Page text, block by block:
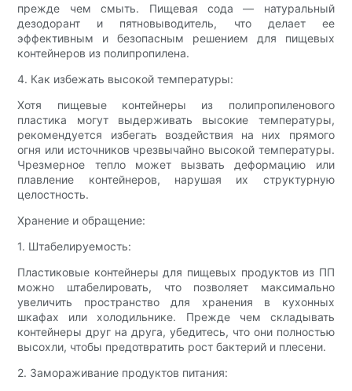
прежде чем смыть. Пищевая сода — натуральный
дезодорант и пятновыводитель, что делает ее
эффективным и безопасным решением для пищевых
контейнеров из полипропилена.
4. Как избежать высокой температуры:
Хотя пищевые контейнеры из полипропиленового
пластика могут выдерживать высокие температуры,
рекомендуется избегать воздействия на них прямого
огня или источников чрезвычайно высокой температуры.
Чрезмерное тепло может вызвать деформацию или
плавление контейнеров, нарушая их структурную
целостность.
Хранение и обращение:
1. Штабелируемость:
Пластиковые контейнеры для пищевых продуктов из ПП
можно штабелировать, что позволяет максимально
увеличить пространство для хранения в кухонных
шкафах или холодильнике. Прежде чем складывать
контейнеры друг на друга, убедитесь, что они полностью
высохли, чтобы предотвратить рост бактерий и плесени.
2. Замораживание продуктов питания: